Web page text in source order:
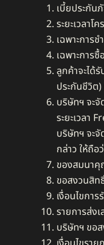
เบี้ยประกัน
ระยะเวลา
เฉพาะการ
เฉพาะการ
ลูกค้าจะได้
ประกันชีวิต)
บริษัทฯ จะ
ระยะเวลา
บริษัทฯ จะ
กล่าว ให้ถื
ของสมนาคุ
ขอสงวนสิท
เงื่อนไขกา
รายการส่ง
บริษัทฯ ขอ